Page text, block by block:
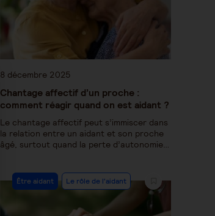
8 décembre 2025
Chantage affectif d’un proche :
comment réagir quand on est aidant ?
Le chantage affectif peut s’immiscer dans
la relation entre un aidant et son proche
âgé, surtout quand la perte d’autonomie…
Être aidant Le rôle de l'aidant